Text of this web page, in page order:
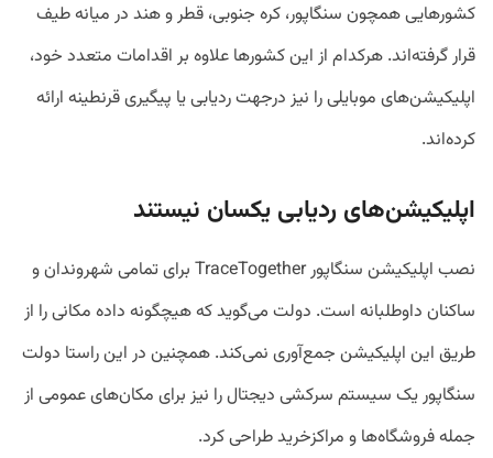
کشورهایی همچون سنگاپور، کره جنوبی، قطر و هند در میانه طیف
قرار گرفته‌اند. هرکدام از این کشورها علاوه بر اقدامات متعدد خود،
اپلیکیشن‌های موبایلی را نیز درجهت ردیابی یا پیگیری قرنطینه ارائه
کرده‌اند.
اپلیکیشن‌های ردیابی یکسان نیستند
نصب اپلیکیشن سنگاپور TraceTogether برای تمامی شهروندان و
ساکنان داوطلبانه است. دولت می‌گوید که هیچگونه داده مکانی را از
طریق این اپلیکیشن جمع‌آوری نمی‌کند. همچنین در این راستا دولت
سنگاپور یک سیستم سرکشی دیجتال را نیز برای مکان‌های عمومی از
جمله فروشگاه‌ها و مراکزخرید طراحی کرد.